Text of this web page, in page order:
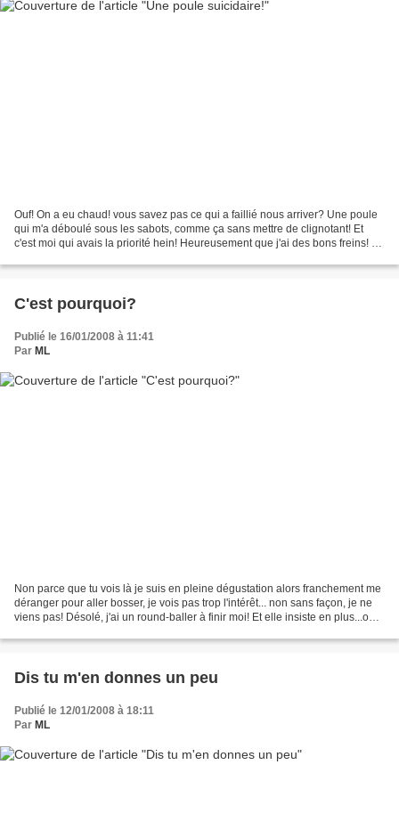
Ouf! On a eu chaud! vous savez pas ce qui a faillié nous arriver? Une poule
qui m'a déboulé sous les sabots, comme ça sans mettre de clignotant! Et
c'est moi qui avais la priorité hein! Heureusement que j'ai des bons freins! Et
C'est pourquoi?
Publié le 16/01/2008 à 11:41
Par ML
Non parce que tu vois là je suis en pleine dégustation alors franchement me
déranger pour aller bosser, je vois pas trop l'intérêt... non sans façon, je ne
viens pas! Désolé, j'ai un round-baller à finir moi! Et elle insiste en plus...oui,
Dis tu m'en donnes un peu
Publié le 12/01/2008 à 18:11
Par ML